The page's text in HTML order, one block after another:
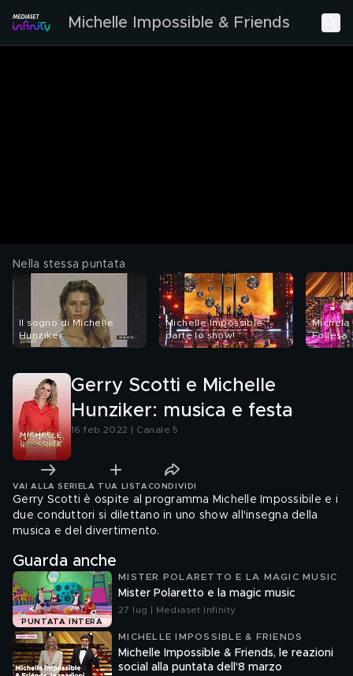
Michelle Impossible & Friends
Nella stessa puntata
Il sogno di Michelle
Hunziker
Michelle Impossible:
parte lo show!
Michela
Follesa
Gerry Scotti e Michelle
Hunziker: musica e festa
16 feb 2022 | Canale 5
VAI ALLA SERIE LA TUA LISTA CONDIVIDI
Gerry Scotti è ospite al programma Michelle Impossibile e i
due conduttori si dilettano in uno show all'insegna della
musica e del divertimento.
Guarda anche
PUNTATA INTERA
MISTER POLARETTO E LA MAGIC MUSIC
Mister Polaretto e la magic music
27 lug | Mediaset Infinity
MICHELLE IMPOSSIBLE & FRIENDS
Michelle Impossible & Friends, le reazioni
social alla puntata dell'8 marzo